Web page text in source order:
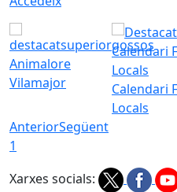
Animalore
Vilamajor
Calendari
Locals
AnteriorSegüent
1
Xarxes socials: